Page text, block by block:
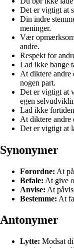
Det er vigtigt at
Din indre
meninger.
Vær
andre.
Respekt for
Lad ikke bange
At diktere andre
nogen part.
Det er vigtigt at
egen
Lad ikke
At diktere andre
Det er vigtigt at
Synonymer
Forordne: At
Befale: At give
Anvise: At
Bestemme: At
Antonymer
Lytte: Modsat